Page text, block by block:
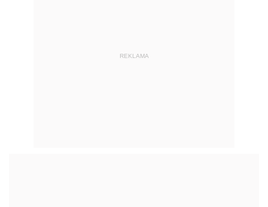
REKLAMA